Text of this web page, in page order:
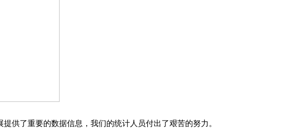
了重要的数据信息，我们的统计人员付出了艰苦的努力。